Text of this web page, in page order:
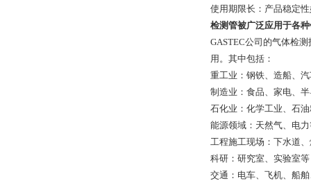
使用期限长：产品稳定
检测管被广泛应用于各
GASTEC公司 的气体检
用。其中包括：
重工业：钢铁、造船、
制造业：食品、家电、
石化业：化学工业、石
能源领域：天然气、电
工程施工现场：下水道
科研：研究室、实验室等
交通：电车、飞机、船